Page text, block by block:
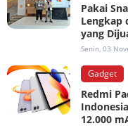
Pakai
Lengkap
yang
Senin, 03
Gadget
Redmi
12.000